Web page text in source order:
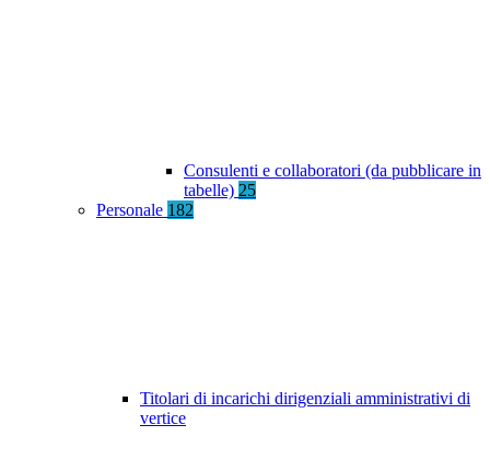
Consulenti e collaboratori (da pubblicare in
tabelle) 25
Personale 182
Titolari di incarichi dirigenziali amministrativi di
vertice